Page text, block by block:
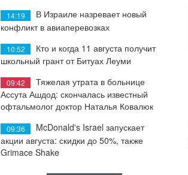
14:19
В Израиле назревает новый
конфликт в авиаперевозках
10:52
Кто и когда 11 августа получит
школьный грант от Битуах Леуми
09:42
Тяжелая утрата в больнице
Ассута Ашдод: скончалась известный
офтальмолог доктор Наталья Ковалюк
09:36
McDonald's Israel запускает
акции августа: скидки до 50%, также
Grimace Shake